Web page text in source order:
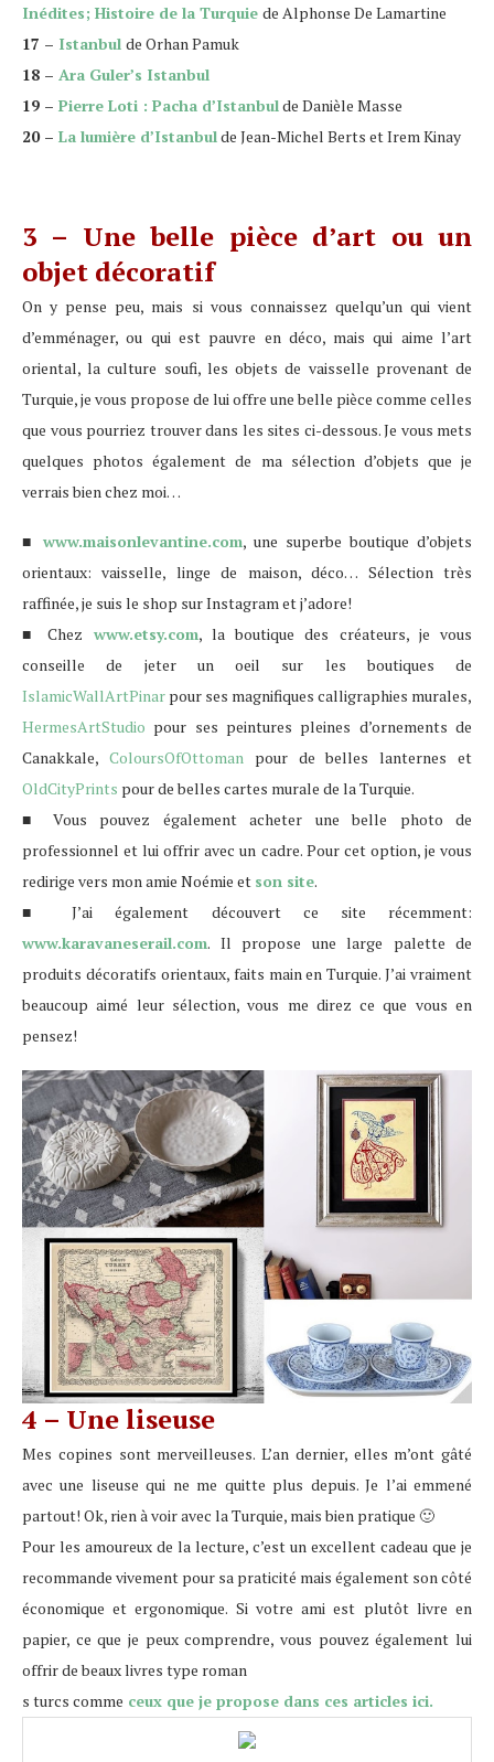
Inédites; Histoire de la Turquie de Alphonse De Lamartine
17 – Istanbul de Orhan Pamuk
18 – Ara Guler’s Istanbul
19 – Pierre Loti : Pacha d’Istanbulde Danièle Masse
20 – La lumière d’Istanbulde Jean-Michel Berts et Irem Kinay
3 – Une belle pièce d’art ou un
objet décoratif
On y pense peu, mais si vous connaissez quelqu’un qui vient
d’emménager, ou qui est pauvre en déco, mais qui aime l’art
oriental, la culture soufi, les objets de vaisselle provenant de
Turquie, je vous propose de lui offre une belle pièce comme celles
que vous pourriez trouver dans les sites ci-dessous. Je vous mets
quelques photos également de ma sélection d’objets que je
verrais bien chez moi…
■ www.maisonlevantine.com, une superbe boutique d’objets
orientaux: vaisselle, linge de maison, déco… Sélection très
raffinée, je suis le shop sur Instagram et j’adore!
■ Chez www.etsy.com, la boutique des créateurs, je vous
conseille de jeter un oeil sur les boutiques de
IslamicWallArtPinar pour ses magnifiques calligraphies murales,
HermesArtStudio pour ses peintures pleines d’ornements de
Canakkale, ColoursOfOttomanpour de belles lanternes et
OldCityPrints pour de belles cartes murale de la Turquie.
■ Vous pouvez également acheter une belle photo de
professionnel et lui offrir avec un cadre. Pour cet option, je vous
redirige vers mon amie Noémie et son site.
■ J’ai également découvert ce site récemment:
www.karavaneserail.com. Il propose une large palette de
produits décoratifs orientaux, faits main en Turquie. J’ai vraiment
beaucoup aimé leur sélection, vous me direz ce que vous en
pensez!
4 – Une liseuse
Mes copines sont merveilleuses. L’an dernier, elles m’ont gâté
avec une liseuse qui ne me quitte plus depuis. Je l’ai emmené
partout! Ok, rien à voir avec la Turquie, mais bien pratique 🙂
Pour les amoureux de la lecture, c’est un excellent cadeau que je
recommande vivement pour sa praticité mais également son côté
économique et ergonomique. Si votre ami est plutôt livre en
papier, ce que je peux comprendre, vous pouvez également lui
offrir de beaux livres type roman
s turcs comme ceux que je propose dans ces articles ici.